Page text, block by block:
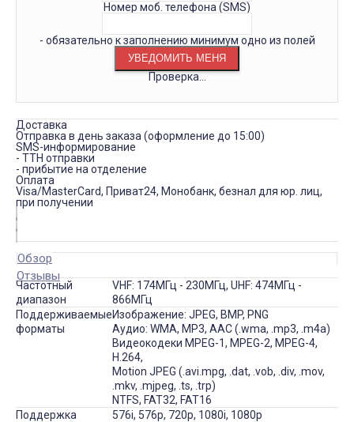
Номер моб. телефона (SMS)
- обязательно к заполнению минимум одно из полей
Проверка...
Доставка
Отправка в день заказа (оформление до 15:00)
SMS-информирование
- ТТН отправки
- прибытие на отделение
Оплата
Visa/MasterCard, Приват24, Монобанк, безнал для юр. лиц,
при получении
Обзор
Отзывы
Частотный
диапазон
VHF: 174MГц - 230MГц, UHF: 474MГц -
866MГц
Поддерживаемые
форматы
Изображение: JPEG, BMP, PNG
Аудио: WMA, MP3, AAC (.wma, .mp3, .m4a)
Видеокодеки MPEG-1, MPEG-2, MPEG-4,
H.264,
Motion JPEG (.avi.mpg, .dat, .vob, .div, .mov,
.mkv, .mjpeg, .ts, .trp)
NTFS, FAT32, FAT16
Поддержка
576i, 576p, 720p, 1080i, 1080p